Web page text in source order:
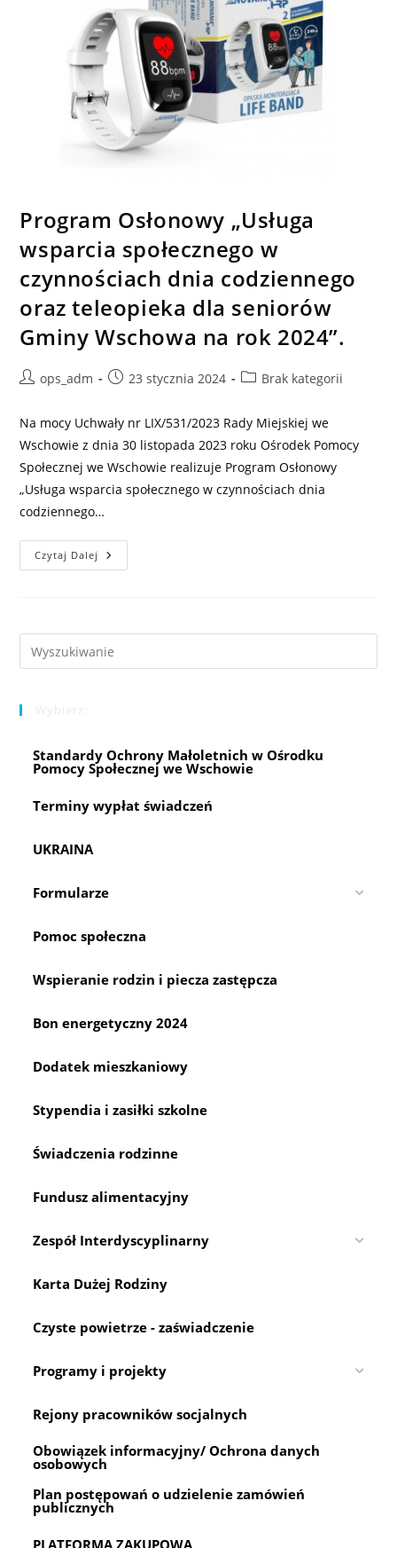
Program Osłonowy „Usługa
wsparcia społecznego w
czynnościach dnia codziennego
oraz teleopieka dla seniorów
Gminy Wschowa na rok 2024”.
Postops_adm
Post23 stycznia 2024
PostBrak kategorii
Na mocy Uchwały nr LIX/531/2023 Rady Miejskiej we
Wschowie z dnia 30 listopada 2023 roku Ośrodek Pomocy
Społecznej we Wschowie realizuje Program Osłonowy
„Usługa wsparcia społecznego w czynnościach dnia
codziennego…
Czytaj Dalej Program
Osłonowy
Dnia
Oraz
Teleopieka
2024”.
Standardy Ochrony Małoletnich w Ośrodku
Pomocy Społecznej we Wschowie
Terminy wypłat świadczeń
UKRAINA
Formularze
Pomoc społeczna
Wspieranie rodzin i piecza zastępcza
Bon energetyczny 2024
Dodatek mieszkaniowy
Stypendia i zasiłki szkolne
Świadczenia rodzinne
Fundusz alimentacyjny
Zespół Interdyscyplinarny
Karta Dużej Rodziny
Czyste powietrze - zaświadczenie
Programy i projekty
Rejony pracowników socjalnych
Obowiązek informacyjny/ Ochrona danych
osobowych
Plan postępowań o udzielenie zamówień
publicznych
PLATFORMA ZAKUPOWA